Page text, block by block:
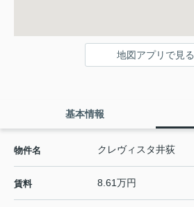
地図アプリで見る
基本情報
物件名 クレヴィスタ井荻
賃料 8.61万円